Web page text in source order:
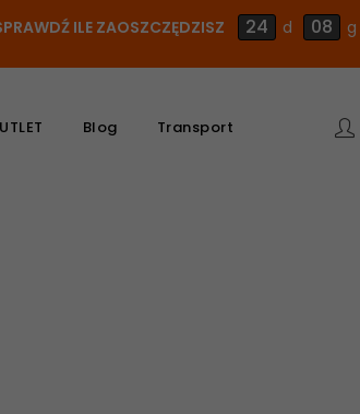
ILE ZAOSZCZĘDZISZ 24 d 08 g
Blog Transport